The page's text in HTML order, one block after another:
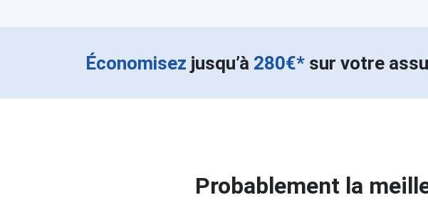
Économisez jusqu’à 280€* sur votre
Probablement la